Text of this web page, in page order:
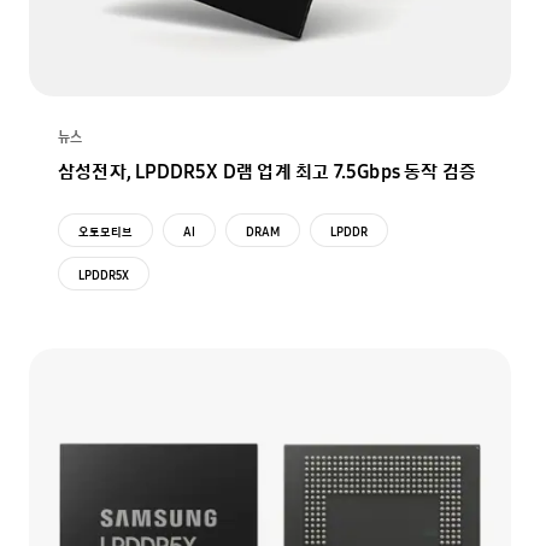
뉴스
삼성전자, LPDDR5X D램 업계 최고 7.5Gbps 동작 검증
오토모티브 AI DRAM LPDDR
LPDDR5X